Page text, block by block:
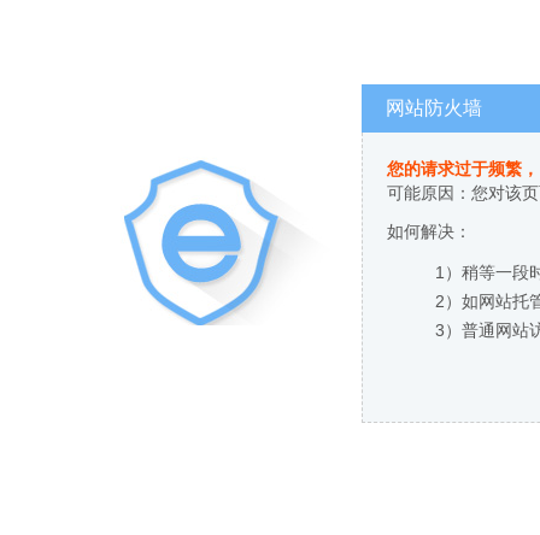
网站防火墙
您的请求过于频繁
可能原因：您对该
如何解决：
1）稍等一段
2）如网站托
3）普通网站